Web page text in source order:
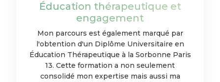
Éducation thérapeutique et
engagement
Mon parcours est également marqué par
l'obtention d'un Diplôme Universitaire en
Éducation Thérapeutique à la Sorbonne Paris
13. Cette formation a non seulement
consolidé mon expertise mais aussi ma